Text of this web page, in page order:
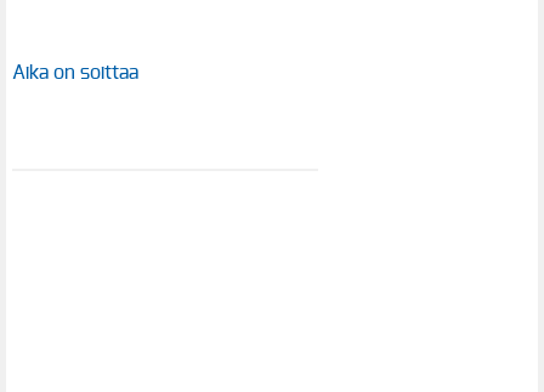
Aika on soittaa